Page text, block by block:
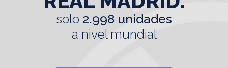
solo 2.998 unidades
a nivel mundial